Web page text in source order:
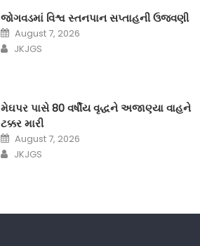
જોગવડમાં વિશ્વ સ્તનપાન સપ્તાહની ઉજવણી
Posted
on
August 7, 2026
Author
JKJGS
મેઘપર પાસે 80 વર્ષીય વૃદ્ધને અજાણ્યા વાહને
ટક્કર મારી
Posted
on
August 7, 2026
Author
JKJGS